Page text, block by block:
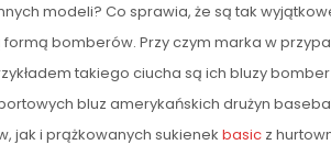
modeli? Co sprawia, że są tak
bomberów. Przy czym marka w
takiego ciucha są ich bluzy
bluz amerykańskich drużyn
jak i prążkowanych sukienek basic z